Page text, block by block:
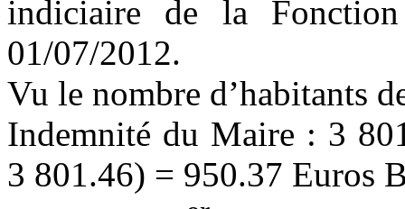
indiciaire de la
01/07/2012.
Vu le nombre d’habitants
Indemnité du Maire : 3
3 801.46) = 950.37 Euros